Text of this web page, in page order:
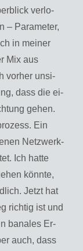
ver­lo­
– Pa­ra­me­ter,
in mei­ner
Mix aus
vor­her un­si­
dass die ei­
gehen.
Ein
Netz­werk­
Ich hatte
könn­te,
Jetzt hat
rich­tig ist und
ba­na­les Er­
auch, dass